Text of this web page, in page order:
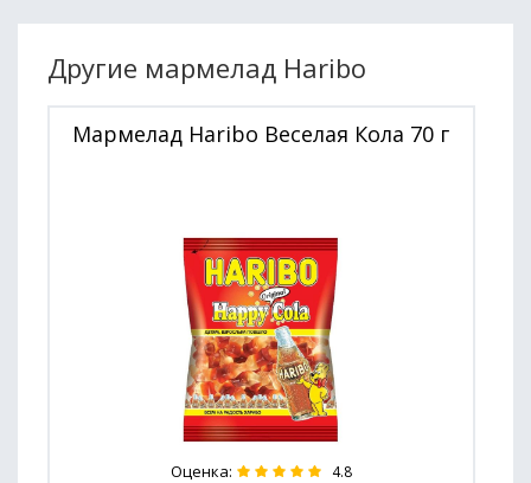
Другие мармелад Haribo
Мармелад Haribo Веселая Кола 70 г
Оценка: 4.8